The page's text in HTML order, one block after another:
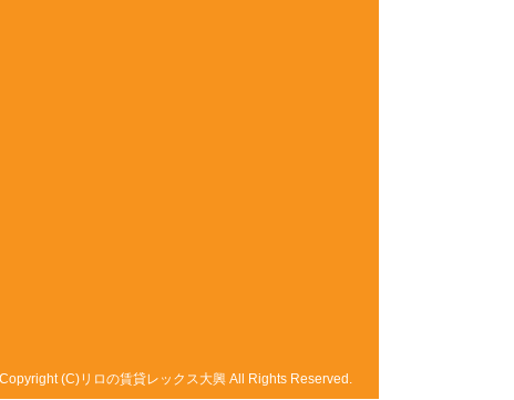
Copyright (C)リロの賃貸レックス大興 All Rights Reserved.